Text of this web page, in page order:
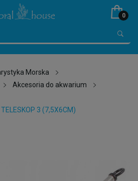
0
Morska
Akcesoria do akwarium
3 (7,5X6CM)